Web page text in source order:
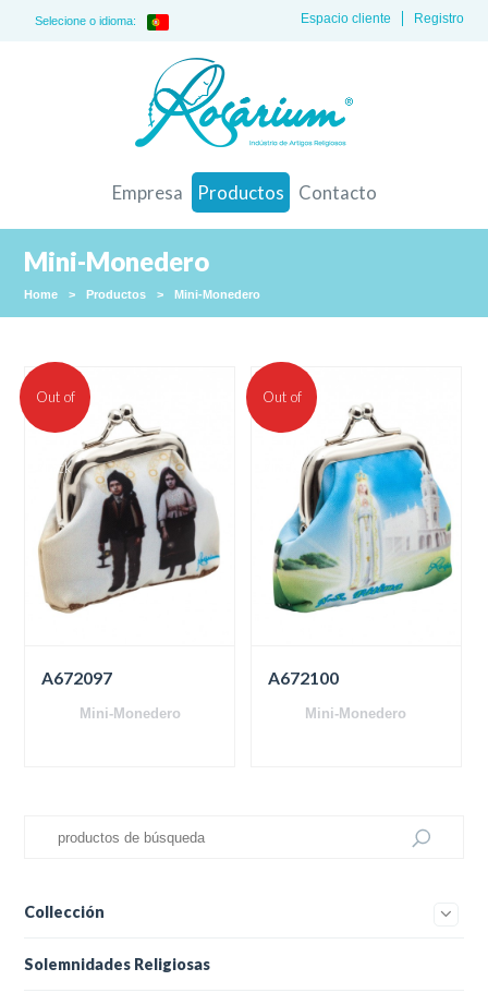
Selecione o idioma: Registro
Espacio cliente
Empresa Productos Contacto
Mini-Monedero
Home > Productos > Mini-Monedero
Out of
stock
A672097
Mini-Monedero
Out of
A672100
Mini-Monedero
Collección
Solemnidades Religiosas